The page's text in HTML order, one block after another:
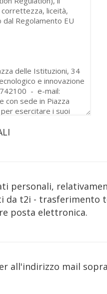
personali,
da t2i - trasferimento
posta elettronica.
all'indirizzo mail